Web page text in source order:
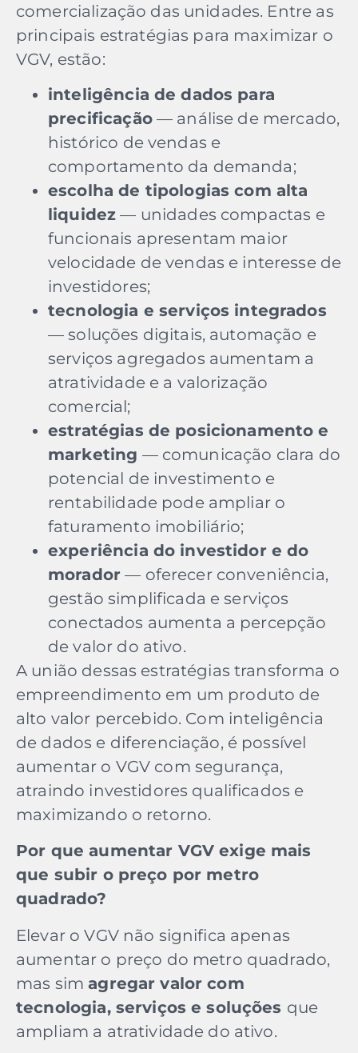
comercialização das unidades. Entre as
principais estratégias para maximizar o
VGV, estão:
inteligência de dados para
precificação— análise de mercado,
histórico de vendas e
comportamento da demanda;
escolha de tipologias com alta
liquidez — unidades compactas e
funcionais apresentam maior
velocidade de vendas e interesse de
investidores;
tecnologia e serviços integrados
— soluções digitais, automação e
serviços agregados aumentam a
atratividade e a valorização
comercial;
estratégias de posicionamento e
marketing — comunicação clara do
potencial de investimento e
rentabilidade pode ampliar o
faturamento imobiliário;
experiência do investidor e do
morador — oferecer conveniência,
gestão simplificada e serviços
conectados aumenta a percepção
de valor do ativo.
A união dessas estratégias transforma o
empreendimento em um produto de
alto valor percebido. Com inteligência
de dados e diferenciação, é possível
aumentar o VGV com segurança,
atraindo investidores qualificados e
maximizando o retorno.
Por que aumentar VGV exige mais
que subir o preço por metro
quadrado?
Elevar o VGV não significa apenas
aumentar o preço do metro quadrado,
mas simagregar valor com
tecnologia, serviços e soluções que
ampliam a atratividade do ativo.